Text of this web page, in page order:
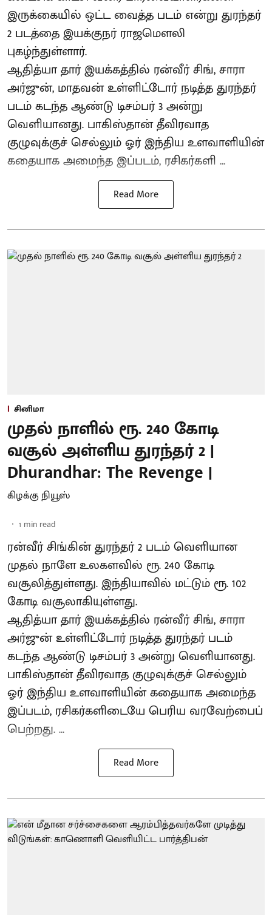
இருக்கையில் ஒட்ட வைத்த படம் என்று துரந்தர்
2 படத்தை இயக்குநர் ராஜமௌலி
புகழ்ந்துள்ளார்.
ஆதித்யா தார் இயக்கத்தில் ரன்வீர் சிங், சாரா
அர்ஜுன், மாதவன் உள்ளிட்டோர் நடித்த துரந்தர்
படம் கடந்த ஆண்டு டிசம்பர் 3 அன்று
வெளியானது. பாகிஸ்தான் தீவிரவாத
குழுவுக்குச் செல்லும் ஓர் இந்திய உளவாளியின்
கதையாக அமைந்த இப்படம், ரசிகர்களி ...
Read More
சினிமா
முதல் நாளில் ரூ. 240 கோடி
வசூல் அள்ளிய துரந்தர் 2 |
Dhurandhar: The Revenge |
கிழக்கு நியூஸ்
1 min read
ரன்வீர் சிங்கின் துரந்தர் 2 படம் வெளியான
முதல் நாளே உலகளவில் ரூ. 240 கோடி
வசூலித்துள்ளது. இந்தியாவில் மட்டும் ரூ. 102
கோடி வசூலாகியுள்ளது.
ஆதித்யா தார் இயக்கத்தில் ரன்வீர் சிங், சாரா
அர்ஜுன் உள்ளிட்டோர் நடித்த துரந்தர் படம்
கடந்த ஆண்டு டிசம்பர் 3 அன்று வெளியானது.
பாகிஸ்தான் தீவிரவாத குழுவுக்குச் செல்லும்
ஓர் இந்திய உளவாளியின் கதையாக அமைந்த
இப்படம், ரசிகர்களிடையே பெரிய வரவேற்பைப்
பெற்றது. ...
Read More